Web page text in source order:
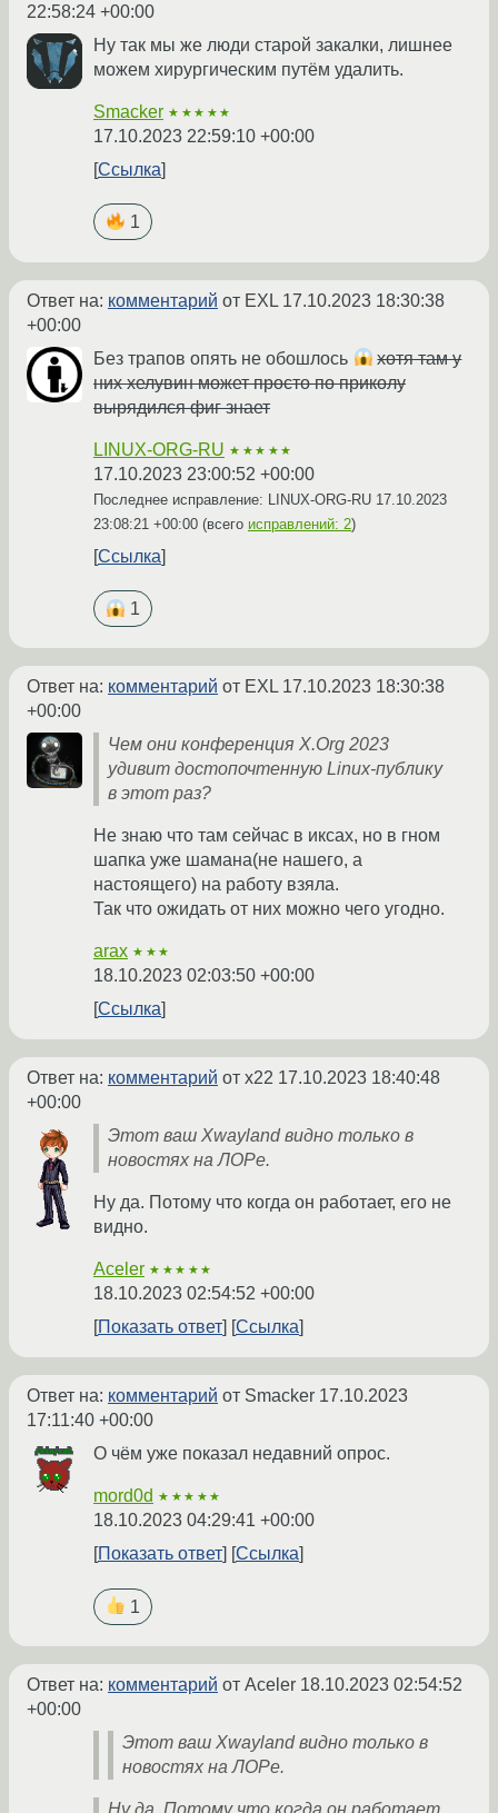
22:58:24 +00:00
Ну так мы же люди старой закалки, лишнее
можем хирургическим путём удалить.
Smacker ★★★★★
17.10.2023 22:59:10 +00:00
Ссылка
1
Ответ на: комментарий от EXL 17.10.2023 18:30:38
+00:00
Без трапов опять не обошлось
хотя там у
них хелувин может просто по приколу
вырядился фиг знает
LINUX-ORG-RU ★★★★★
17.10.2023 23:00:52 +00:00
Последнее исправление: LINUX-ORG-RU 17.10.2023
23:08:21 +00:00 (всего исправлений: 2)
Ссылка
1
Ответ на: комментарий от EXL 17.10.2023 18:30:38
+00:00
Чем они конференция X.Org 2023
удивит достопочтенную Linux-публику
в этот раз?
Не знаю что там сейчас в иксах, но в гном
шапка уже шамана(не нашего, а
настоящего) на работу взяла.
Так что ожидать от них можно чего угодно.
arax ★★★
18.10.2023 02:03:50 +00:00
Ссылка
Ответ на: комментарий от x22 17.10.2023 18:40:48
+00:00
Этот ваш Xwayland видно только в
новостях на ЛОРе.
Ну да. Потому что когда он работает, его не
видно.
Aceler ★★★★★
18.10.2023 02:54:52 +00:00
Показать ответ
Ссылка
Ответ на: комментарий от Smacker 17.10.2023
17:11:40 +00:00
О чём уже показал недавний опрос.
mord0d ★★★★★
18.10.2023 04:29:41 +00:00
Показать ответ
Ссылка
1
Ответ на: комментарий от Aceler 18.10.2023 02:54:52
+00:00
Этот ваш Xwayland видно только в
новостях на ЛОРе.